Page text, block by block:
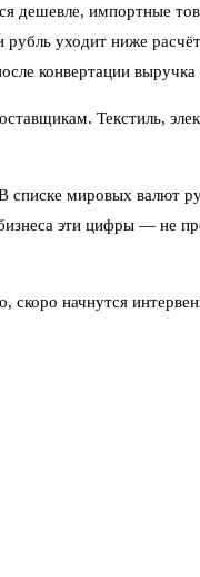
дешевле, импортные
уходит ниже
конвертации выручка
Текстиль,
мировых валют
эти цифры — не
начнутся